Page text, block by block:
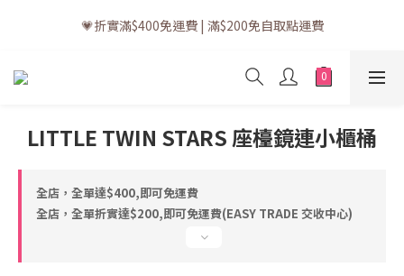
💗訂單一般送貨時間為3至5個工作天 (星期六、日及公眾假期並非
工作天)
💗折實滿$400免運費 | 滿$200免自取點運費
💗立即下載全新會員APP享有專屬會員禮遇
工作天)
LITTLE TWIN STARS 座檯鏡連小櫃桶
全店，全單達$400,即可免運費
全店，全單折實達$200,即可免運費(EASY TRADE 交收中心)